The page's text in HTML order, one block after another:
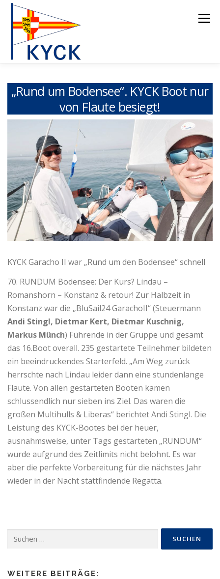
Zum
springen
Menü
HOME CLUB JUGEND FOILING REGATTEN
24-ER/2026 WALL OF FAME GALERIE NEWS WEBCAM
KONTAKT
„Rund um Bodensee“. KYCK Boot nur
von Flaute besiegt!
KYCK Garacho II war „Rund um den Bodensee“ schnell
70. RUNDUM Bodensee: Der Kurs? Lindau –
Romanshorn – Konstanz & retour! Zur Halbzeit in
Konstanz war die „BluSail24 GarachoII“ (Steuermann
Andi Stingl, Dietmar Kert, Dietmar Kuschnig,
Markus Münch) Führende in der Gruppe und gesamt
das 16.Boot overall. 235 gestartete Teilnehmer bildeten
ein beeindruckendes Starterfeld. „Am Weg zurück
herrschte nach Lindau leider dann eine stundenlange
Flaute. Von allen gestarteten Booten kamen
schlussendlich nur sieben ins Ziel. Das waren die
großen Multihulls & Liberas“ berichtet Andi Stingl. Die
Leistung des KYCK-Bootes bei der heuer,
ausnahmsweise, unter Tags gestarteten „RUNDUM“
wurde aufgrund des Zeitlimits nicht belohnt. Es war
aber die perfekte Vorbereitung für die nächstes Jahr
wieder in der Nacht stattfindende Regatta.
nach:
WEITERE BEITRÄGE: